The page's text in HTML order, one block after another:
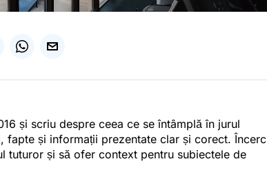
și scriu despre ceea ce se întâmplă în jurul
fapte și informații prezentate clar și corect. Încerc
tuturor și să ofer context pentru subiectele de